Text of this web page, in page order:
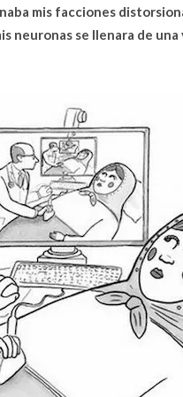
mis facciones
neuronas se llenara de